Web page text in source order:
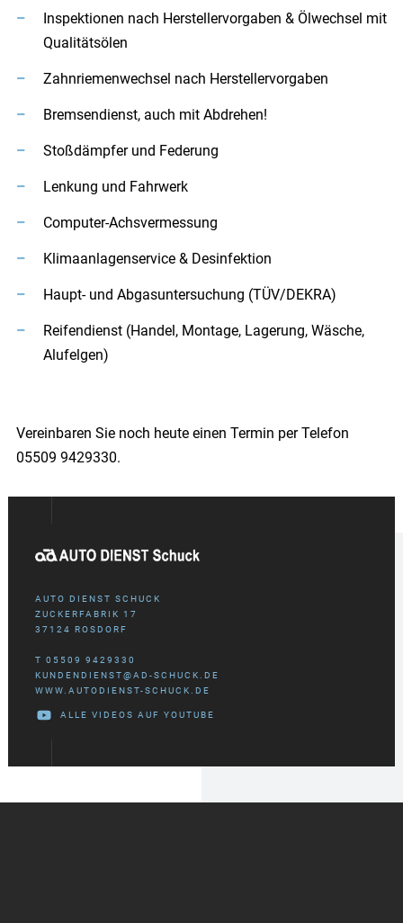
Inspektionen nach Herstellervorgaben & Ölwechsel mit
Qualitätsölen
Zahnriemenwechsel nach Herstellervorgaben
Bremsendienst, auch mit Abdrehen!
Stoßdämpfer und Federung
Lenkung und Fahrwerk
Computer-Achsvermessung
Klimaanlagenservice & Desinfektion
Haupt- und Abgasuntersuchung (TÜV/DEKRA)
Reifendienst (Handel, Montage, Lagerung, Wäsche,
Alufelgen)
Vereinbaren Sie noch heute einen Termin per Telefon
05509 9429330.
AUTO DIENST SCHUCK
ZUCKERFABRIK 17
37124 ROSDORF
T 05509 9429330
KUNDENDIENST@AD-SCHUCK.DE
WWW.AUTODIENST-SCHUCK.DE
ALLE VIDEOS AUF YOUTUBE